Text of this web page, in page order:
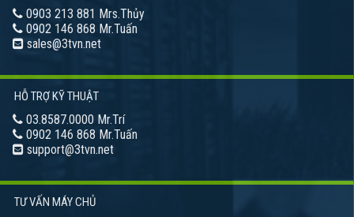
0903 213 881 Mrs.Thủy
0902 146 868 Mr.Tuấn
sales@3tvn.net
HỖ TRỢ KỸ THUẬT
03.8587.0000 Mr.Trí
0902 146 868 Mr.Tuấn
support@3tvn.net
TƯ VẤN MÁY CHỦ